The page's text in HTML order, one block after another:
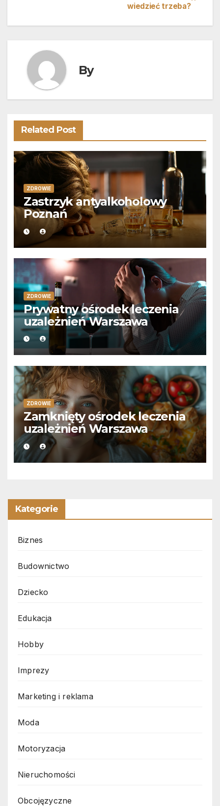
wiedzieć trzeba?
By
Related Post
ZDROWIE
Zastrzyk antyalkoholowy
Poznań
ZDROWIE
Prywatny ośrodek leczenia
uzależnień Warszawa
ZDROWIE
Zamknięty ośrodek leczenia
uzależnień Warszawa
Kategorie
Biznes
Budownictwo
Dziecko
Edukacja
Hobby
Imprezy
Marketing i reklama
Moda
Motoryzacja
Nieruchomości
Obcojęzyczne